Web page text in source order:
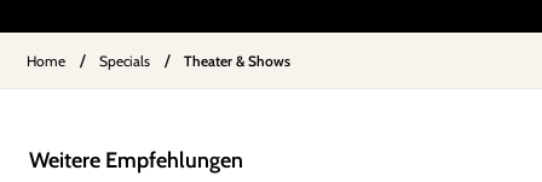
Home / Specials / Theater & Shows
Weitere Empfehlungen